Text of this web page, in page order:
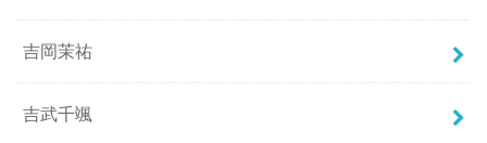
吉岡茉祐
吉武千颯